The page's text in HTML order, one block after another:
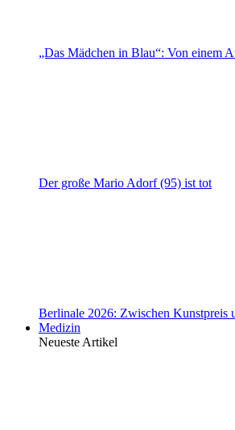
„Das Mädchen in Blau“: Von einem
Der große Mario Adorf (95) ist tot
Berlinale 2026: Zwischen
Medizin
Neueste Artikel